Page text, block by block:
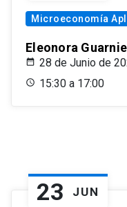
Microeconomía
Eleonora
28 de Junio de
15:30 a 17:00
23 JUN